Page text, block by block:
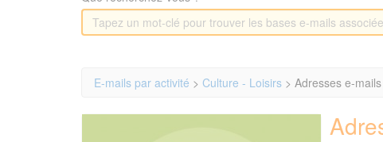
E-mails par activité > Culture - Loisirs > Adresses e-